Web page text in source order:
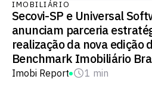
IMOBILIÁRIO
Secovi-SP e Universal
anunciam parceria
realização da nova edição
Benchmark Imobiliário
Imobi Report 1 min